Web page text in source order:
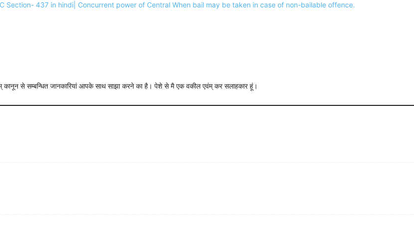
CrPC Section- 437 in hindi| Concurrent power of Central When bail may be taken in case of non-bailable offence.
कानून से सम्बन्धित जानकारियां आपके साथ साझा करने का है। पेशे से मै एक वकील एवंम् कर सलाहकार हूं।